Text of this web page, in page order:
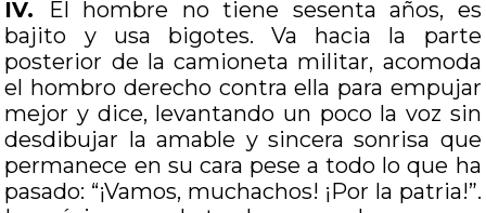
IV. El hombre no tiene sesenta años, es
bajito y usa bigotes. Va hacia la parte
posterior de la camioneta militar, acomoda
el hombro derecho contra ella para empujar
mejor y dice, levantando un poco la voz sin
desdibujar la amable y sincera sonrisa que
permanece en su cara pese a todo lo que ha
pasado: “¡Vamos, muchachos! ¡Por la patria!”.